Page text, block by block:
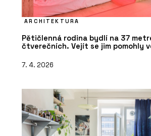
ARCHITEKTURA
Pětičlenná rodina bydlí na 37
čtverečních. Vejít se jim pomohly
7. 4. 2026